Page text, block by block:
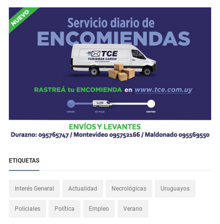
ETIQUETAS
Interés General Actualidad Necrológicas Uruguayos
Policiales Política Empleo Verano